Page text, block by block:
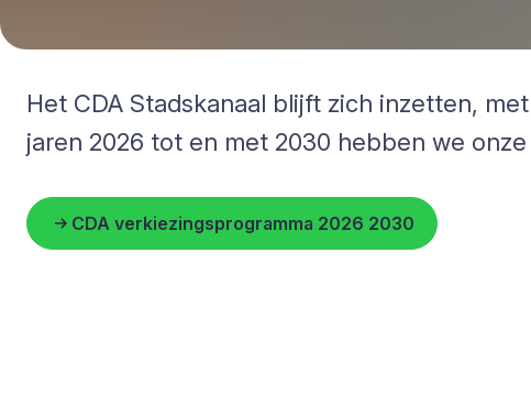
Het CDA Stadskanaal blijft zich inzetten,
jaren 2026 tot en met 2030 hebben we
CDA verkiezingsprogramma 2026 2030